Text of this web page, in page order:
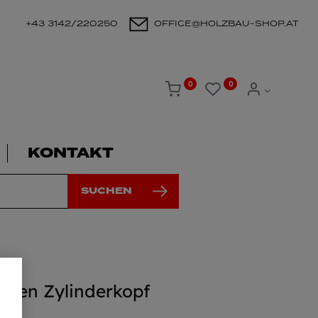
+43 3142/220250 OFFICE@HOLZBAU-SHOP.AT
0 0
KONTAKT
SUCHEN
Zylinderkopf